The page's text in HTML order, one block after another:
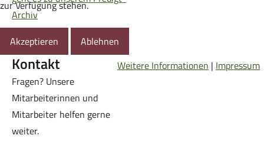
Archiv
Kontakt
Fragen? Unsere
Mitarbeiterinnen und
Mitarbeiter helfen gerne
weiter.
zur Verfügung stehen.
Akzeptieren
Ablehnen
Weitere Informationen | Impressum